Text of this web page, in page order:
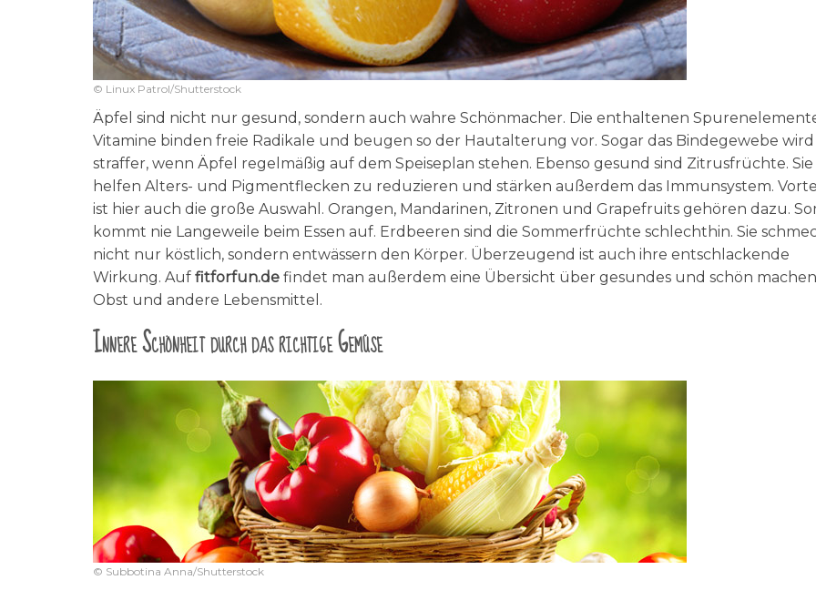
© Linux Patrol/Shutterstock
Äpfel sind nicht nur gesund, sondern auch wahre Schönmacher. Die enthaltenen
Vitamine binden freie Radikale und beugen so der Hautalterung vor. Sogar das Bindegewebe wird
straffer, wenn Äpfel regelmäßig auf dem Speiseplan stehen. Ebenso gesund sind Zitrusfrüchte. Sie
helfen Alters- und Pigmentflecken zu reduzieren und stärken außerdem das Immunsystem.
ist hier auch die große Auswahl. Orangen, Mandarinen, Zitronen und Grapefruits gehören dazu.
kommt nie Langeweile beim Essen auf. Erdbeeren sind die Sommerfrüchte schlechthin. Sie
nicht nur köstlich, sondern entwässern den Körper. Überzeugend ist auch ihre entschlackende
Wirkung. Auf fitforfun.de findet man außerdem eine Übersicht über gesundes und schön
Obst und andere Lebensmittel.
Innere Schönheit durch das richtige Gemüse
© Subbotina Anna/Shutterstock